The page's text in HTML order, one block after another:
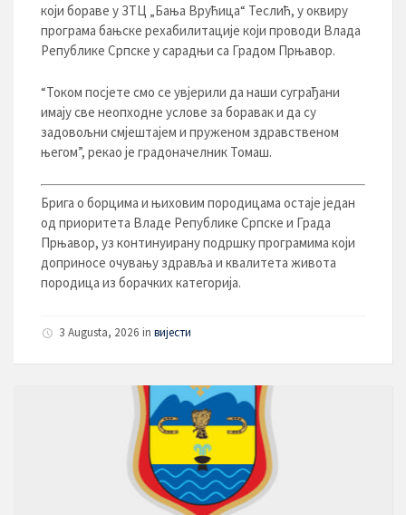
који бораве у ЗТЦ „Бања Врућица“ Теслић, у оквиру
програма бањске рехабилитације који проводи Влада
Републике Српске у сарадњи са Градом Прњавор.
“Током посјете смо се увјерили да наши суграђани
имају све неопходне услове за боравак и да су
задовољни смјештајем и пруженом здравственом
његом”, рекао је градоначелник Томаш.
Брига о борцима и њиховим породицама остаје један
од приоритета Владе Републике Српске и Града
Прњавор, уз континуирану подршку програмима који
доприносе очувању здравља и квалитета живота
породица из борачких категорија.
3 Augusta, 2026 in вијести